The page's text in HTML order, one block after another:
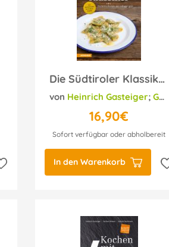
;Helmut Bachmann
Die Südtiroler Klassiker: Von Speckknödeln bis Schlutzkrapfen
von Heinrich Gasteiger; Gerhard Wieser
16,90€
Sofort verfügbar oder abholbereit
In den Warenkorb